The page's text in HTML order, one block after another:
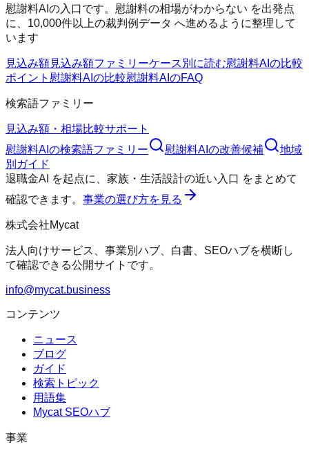
慰謝料AIの入口です。慰謝料の相場がわからない を出発点
に、10,000件以上の裁判例データ へ進めるように整理して
います
見込み額見込み額ファミリーケース別に読む慰謝料AIの比較
ポイント 慰謝料AIの比較慰謝料AIのFAQ
検索語ファミリー
見込み額・相場比較サポート
慰謝料AI の検索語ファミリー 慰謝料AI の改善候補
地域
別ガイド
退職金AI を起点に、 家族・生活設計の近い入口 をまとめて
確認できます。 事業の選び方を見る
株式会社Mycat
法人向けサービス、事業別ハブ、白書、SEOハブを横断し
て確認できる公開サイトです。
info@mycat.business
コンテンツ
ニュース
ブログ
ガイド
検索トピック
用語集
Mycat SEOハブ
事業